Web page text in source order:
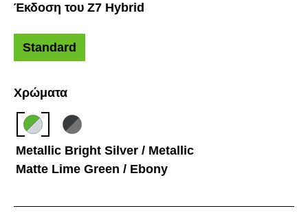
Χρώματα
Metallic Bright Silver / Metallic
Matte Lime Green / Ebony
Έκδοση του Z7 Hybrid
Standard